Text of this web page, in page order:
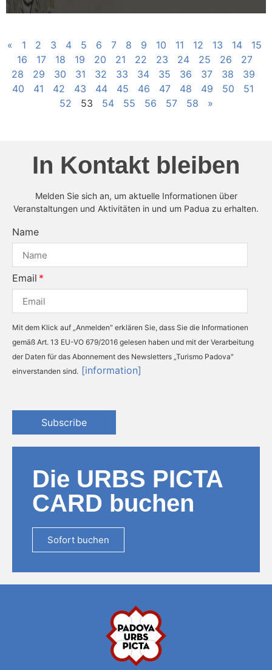
« 1 2 3 4 5 6 7 8 9 10 11 12 13 14
15
16
17 18 19 20 21 22 23 24 25 26
27
28
29 30 31 32 33 34 35 36 37 38
39
40
41 42 43 44 45 46 47 48 49 50
51
52
53 54 55 56 57 58 »
In Kontakt bleiben
Melden Sie sich an, um aktuelle Informationen über
Veranstaltungen und Aktivitäten in und um Padua zu erhalten.
Name
Email
Mit dem Klick auf „Anmelden" erklären Sie, dass Sie die Informationen
gemäß Art. 13 EU-VO 679/2016 gelesen haben und mit der Verarbeitung
der Daten für das Abonnement des Newsletters „Turismo Padova"
einverstanden sind. [information]
Subscribe
Die URBS PICTA
CARD buchen
Sofort buchen